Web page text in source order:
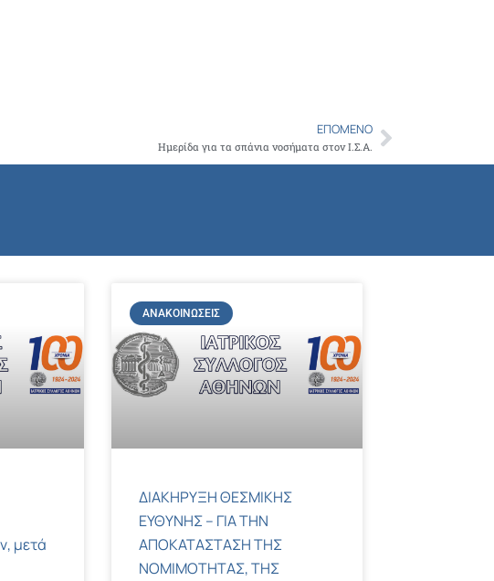
ΕΠΌΜΕΝΟ
Ημερίδα για τα σπάνια νοσήματα στον Ι.Σ.Α.Next
μετά
ΑΝΑΚΟΙΝΏΣΕΙΣ
ΔΙΑΚΗΡΥΞΗ ΘΕΣΜΙΚΗΣ
ΕΥΘΥΝΗΣ – ΓΙΑ ΤΗΝ
ΑΠΟΚΑΤΑΣΤΑΣΗ ΤΗΣ
ΝΟΜΙΜΟΤΗΤΑΣ, ΤΗΣ